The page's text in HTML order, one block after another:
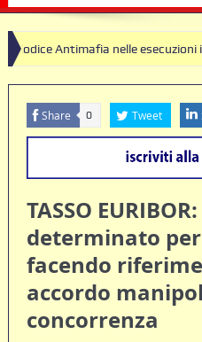
Antimafia nelle esecuzioni individuali
Share 0 Tweet
TASSO
determinato
facendo
accordo
concorrenza